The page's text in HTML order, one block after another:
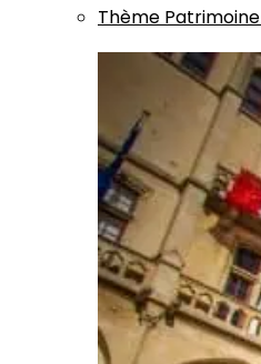
Thème Patrimoine